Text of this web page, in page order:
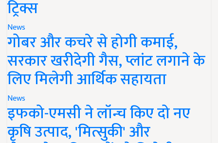
ट्रिक्स
News
गोबर और कचरे से होगी कमाई,
सरकार खरीदेगी गैस, प्लांट लगाने के
लिए मिलेगी आर्थिक सहायता
News
इफको-एमसी ने लॉन्च किए दो नए
कृषि उत्पाद, 'मित्सुकी' और